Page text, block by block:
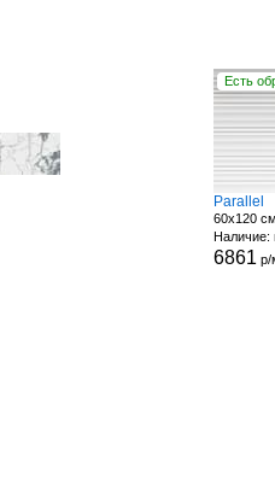
Есть
Parallel
60x120
Наличие:
6861 р/